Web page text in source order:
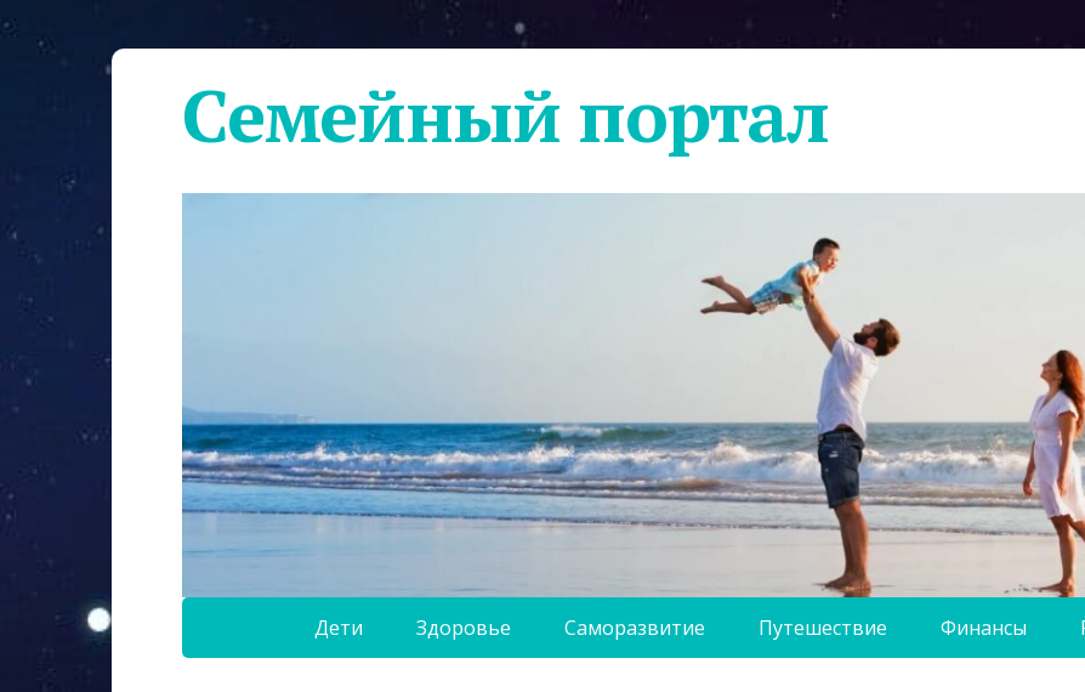
Семейный портал
Дети Здоровье Саморазвитие Путешествие Финансы